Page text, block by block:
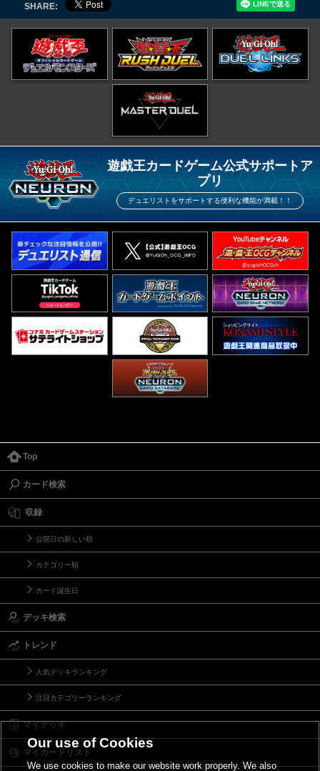
SHARE:
遊戯王カードゲーム公式サポートア
プリ
デュエリストをサポートする便利な機能が満載！！
Top
カード検索
収録
公開日の新しい順
カテゴリー順
カード誕生日
デッキ検索
トレンド
人気デッキランキング
注目カテゴリーランキング
マイデッキ
マイカードリスト
Our use of Cookies
We use cookies to make our website work properly. We also